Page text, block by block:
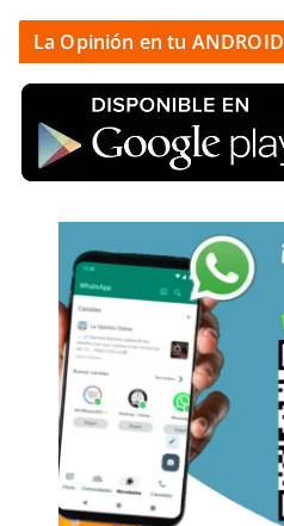
La Opinión en tu ANDROID